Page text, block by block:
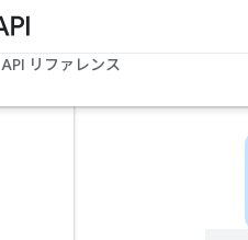
API リファレンス